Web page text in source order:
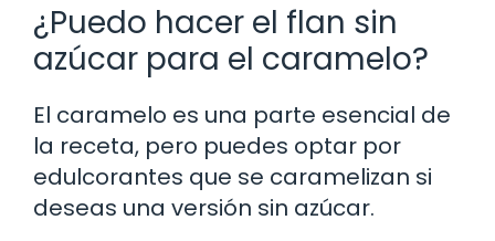
¿Puedo hacer el flan sin
azúcar para el caramelo?
El caramelo es una parte esencial de
la receta, pero puedes optar por
edulcorantes que se caramelizan si
deseas una versión sin azúcar.